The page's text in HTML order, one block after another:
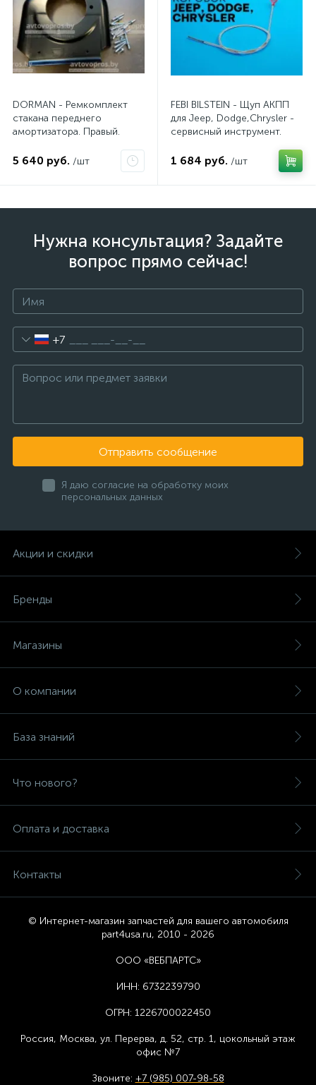
DORMAN - Ремкомплект
стакана переднего
амортизатора. Правый.
5 640 руб. /шт
FEBI BILSTEIN - Щуп АКПП
для Jeep, Dodge,Chrysler -
сервисный инструмент.
1 684 руб. /шт
Нужна консультация? Задайте
вопрос прямо сейчас!
+7
Отправить сообщение
Я даю согласие на обработку моих
персональных данных
Акции и скидки
Бренды
Магазины
О компании
База знаний
Что нового?
Оплата и доставка
Контакты
© Интернет-магазин запчастей для вашего автомобиля
part4usa.ru, 2010 - 2026
ООО «ВЕБПАРТС»
ИНН: 6732239790
ОГРН: 1226700022450
Россия, Москва, ул. Перерва, д. 52, стр. 1, цокольный этаж
офис №7
Звоните: +7 (985) 007-98-58